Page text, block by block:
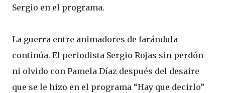
Sergio en el programa.
La guerra entre animadores de farándula
continúa. El periodista Sergio Rojas sin perdón
ni olvido con Pamela Díaz después del desaire
que se le hizo en el programa “Hay que decirlo”